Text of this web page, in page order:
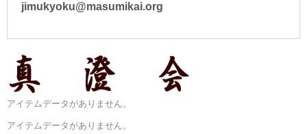
jimukyoku@masumikai.org
アイテムデータがありません。
アイテムデータがありません。